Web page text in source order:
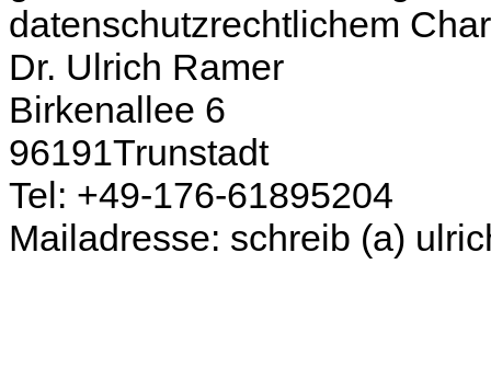
datenschutzrechtlichem
Dr. Ulrich Ramer
Birkenallee 6
96191Trunstadt
Tel: +49-176-61895204
Mailadresse: schreib (a)